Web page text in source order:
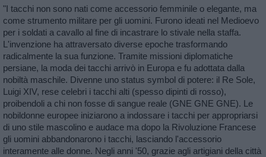
"I tacchi non sono nati come accessorio femminile o elegante, ma
come strumento militare per gli uomini. Furono ideati nel Medioevo
per i soldati a cavallo al fine di incastrare lo stivale nella staffa.
L'invenzione ha attraversato diverse epoche trasformando
radicalmente la sua funzione. Tramite missioni diplomatiche
persiane, la moda dei tacchi arrivò in Europa e fu adottata dalla
nobiltà maschile. Divenne uno status symbol di potere: il Re Sole,
Luigi XIV, rese celebri i tacchi alti (spesso dipinti di rosso),
proibendoli a chi non fosse di sangue reale (GNE GNE GNE). Le
nobildonne europee iniziarono a indossare i tacchi per appropriarsi
di uno stile mascolino e audace ma dopo la Rivoluzione Francese
gli uomini abbandonarono i tacchi, lasciando l'accessorio
interamente alle donne. Negli anni '50, grazie agli artigiani della città